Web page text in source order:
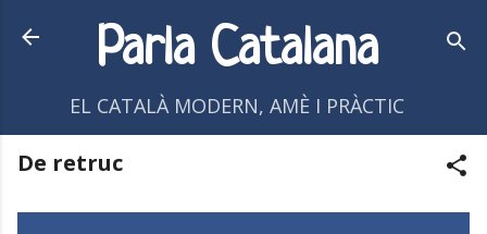
Salta al contingut principal
Parla Catalana
EL CATALÀ MODERN, AMÈ I PRÀCTIC
De retruc